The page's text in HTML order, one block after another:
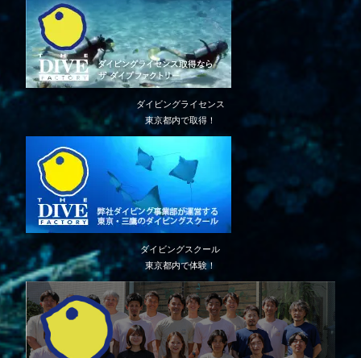
ダイビングライセンス
東京都内で取得！
ダイビングスクール
東京都内で体験！